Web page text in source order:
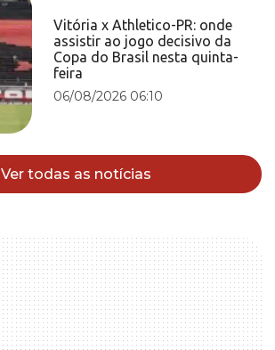
Vitória x Athletico-PR: onde
assistir ao jogo decisivo da
Copa do Brasil nesta quinta-
feira
06/08/2026 06:10
Ver todas as notícias